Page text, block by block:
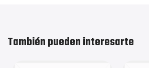
También pueden interesarte